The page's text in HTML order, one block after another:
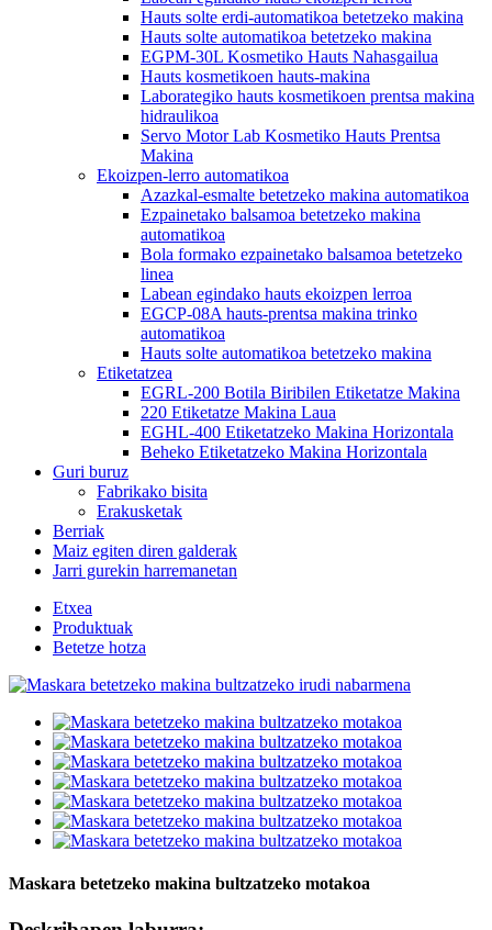
Hauts solte erdi-automatikoa betetzeko makina
Hauts solte automatikoa betetzeko makina
EGPM-30L Kosmetiko Hauts Nahasgailua
Hauts kosmetikoen hauts-makina
Laborategiko hauts kosmetikoen prentsa makina
hidraulikoa
Servo Motor Lab Kosmetiko Hauts Prentsa
Makina
Ekoizpen-lerro automatikoa
Azazkal-esmalte betetzeko makina automatikoa
Ezpainetako balsamoa betetzeko makina
automatikoa
Bola formako ezpainetako balsamoa betetzeko
linea
Labean egindako hauts ekoizpen lerroa
EGCP-08A hauts-prentsa makina trinko
automatikoa
Hauts solte automatikoa betetzeko makina
Etiketatzea
EGRL-200 Botila Biribilen Etiketatze Makina
220 Etiketatze Makina Laua
EGHL-400 Etiketatzeko Makina Horizontala
Beheko Etiketatzeko Makina Horizontala
Guri buruz
Fabrikako bisita
Erakusketak
Berriak
Maiz egiten diren galderak
Jarri gurekin harremanetan
Etxea
Produktuak
Betetze hotza
Maskara betetzeko makina bultzatzeko motakoa